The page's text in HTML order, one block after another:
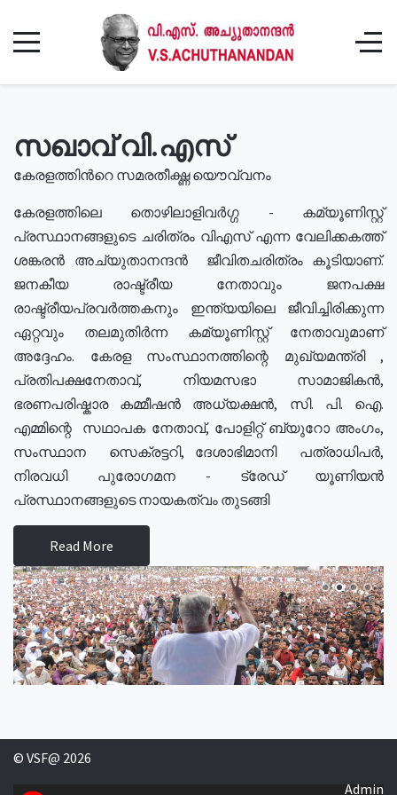
സഖാവ് വി.എസ്
കേരളത്തിൻറെ സമരതീക്ഷ്ണ യൌവ്വനം
കേരളത്തിലെ തൊഴിലാളിവർഗ്ഗ - കമ്യൂണിസ്റ്റ്
പ്രസ്ഥാനങ്ങളുടെ ചരിത്രം വിഎസ് എന്ന വേലിക്കകത്ത്
ശങ്കരൻ അച്യുതാനന്ദൻ ജീവിതചരിത്രം കൂടിയാണ്.
ജനകീയ രാഷ്ട്രീയ നേതാവും ജനപക്ഷ
രാഷ്ട്രീയപ്രവർത്തകനും ഇന്ത്യയിലെ ജീവിച്ചിരിക്കുന്ന
ഏറ്റവും തലമുതിർന്ന കമ്യൂണിസ്റ്റ് നേതാവുമാണ്
അദ്ദേഹം. കേരള സംസ്ഥാനത്തിന്റെ മുഖ്യമന്ത്രി ,
പ്രതിപക്ഷനേതാവ്, നിയമസഭാ സാമാജികൻ,
ഭരണപരിഷ്കാര കമ്മീഷൻ അധ്യക്ഷൻ, സി. പി. ഐ.
എമ്മിന്റെ സഥാപക നേതാവ്, പോളിറ്റ് ബ്യുറോ അംഗം,
സംസ്ഥാന സെക്രട്ടറി, ദേശാഭിമാനി പത്രാധിപർ,
നിരവധി പുരോഗമന - ട്രേഡ് യൂണിയൻ
പ്രസ്ഥാനങ്ങളുടെ നായകത്വം തുടങ്ങി
Read More
© VSF@ 2026
Admin